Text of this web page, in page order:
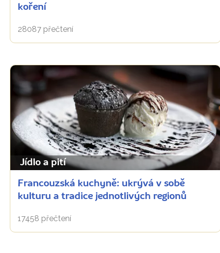
koření
28087 přečtení
Jídlo a pití
Francouzská kuchyně: ukrývá v sobě
kulturu a tradice jednotlivých regionů
17458 přečtení